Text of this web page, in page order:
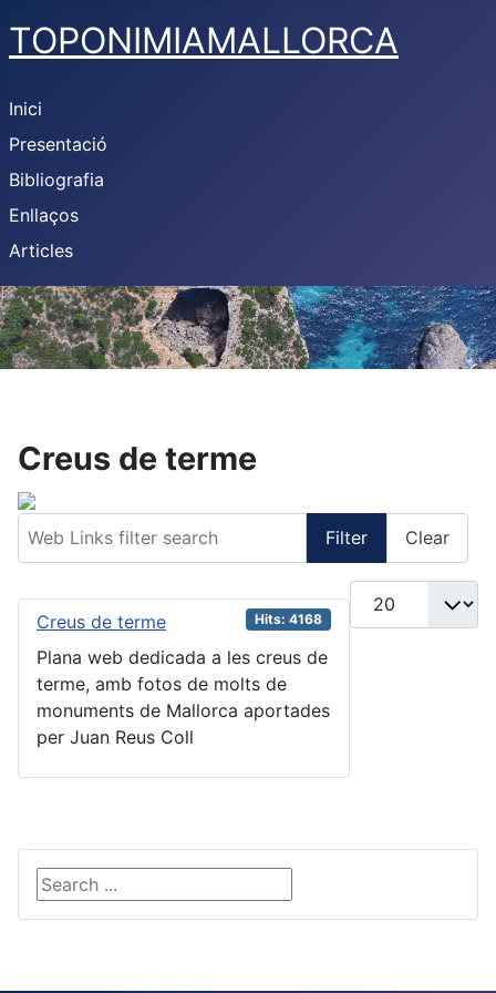
TOPONIMIAMALLORCA
Inici
Presentació
Bibliografia
Enllaços
Articles
Creus de terme
Filter Clear
Display #
Creus de terme
Hits: 4168
Plana web dedicada a les creus de
terme, amb fotos de molts de
monuments de Mallorca aportades
per Juan Reus Coll
Search ...